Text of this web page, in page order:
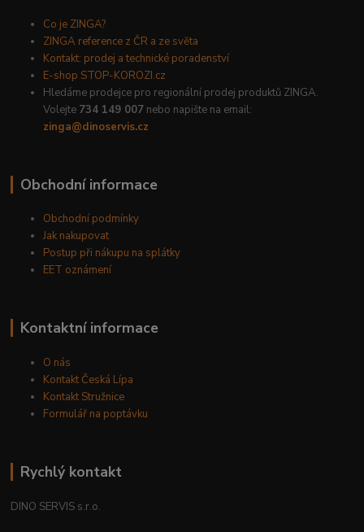
Co je ZINGA?
ZINGA reference z ČR a ze světa
Kontakt: prodej a technické poradenství
E-shop STOP-KOROZI.cz
Hledáme prodejce pro regionální prodej produktů ZINGA.
Volejte 734 149 007 nebo napište na email:
zinga@dinoservis.cz
Obchodní informace
Obchodní podmínky
Jak nakupovat
Postup při nákupu na splátky
EET oznámení
Kontaktní informace
O nás
Kontakt Česká Lípa
Kontakt Stružnice
Formulář na poptávku
Rychlý kontakt
DINO SERVIS s.r.o.